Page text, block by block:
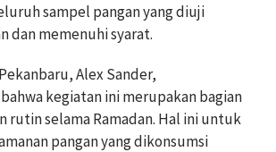
sampel pangan yang diuji
dan memenuhi syarat.
Alex Sander,
kegiatan ini merupakan bagian
rutin selama Ramadan. Hal ini untuk
pangan yang dikonsumsi